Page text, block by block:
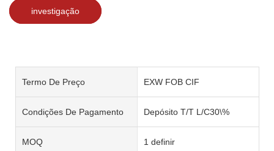
investigação
Termo De Preço EXW FOB CIF
Condições De Pagamento Depósito T/T L/C30\%
MOQ 1 definir